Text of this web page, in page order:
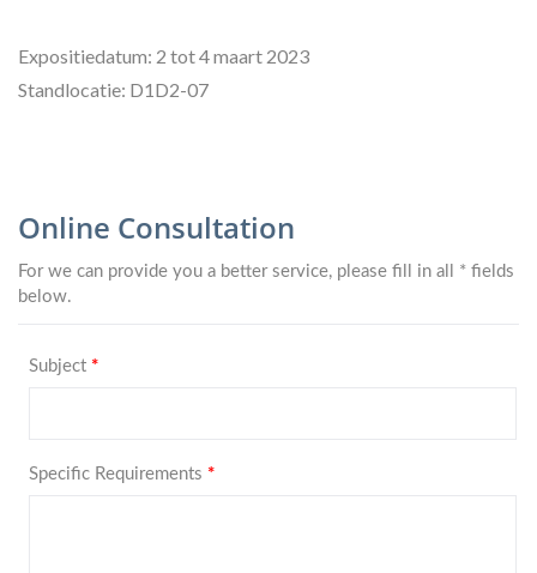
Expositiedatum: 2 tot 4 maart 2023
Standlocatie: D1D2-07